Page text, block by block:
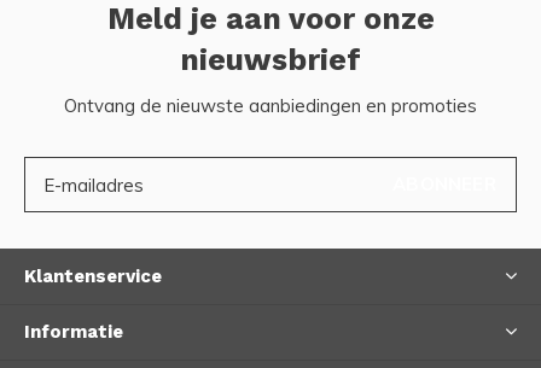
Meld je aan voor onze
nieuwsbrief
Ontvang de nieuwste aanbiedingen en promoties
Klantenservice
Informatie